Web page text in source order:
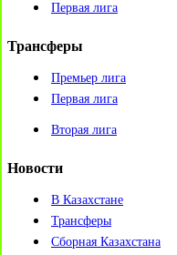
Первая лига
Трансферы
Премьер лига
Первая лига
Вторая лига
Новости
В Казахстане
Трансферы
Сборная Казахстана